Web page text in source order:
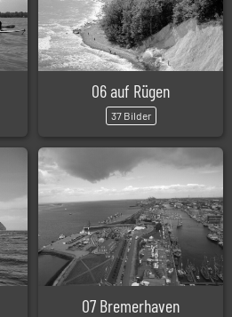
06 auf Rügen
37 Bilder
07 Bremerhaven